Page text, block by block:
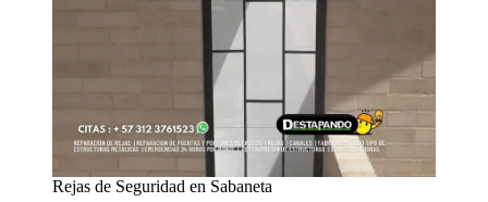
Rejas de Seguridad en Sabaneta